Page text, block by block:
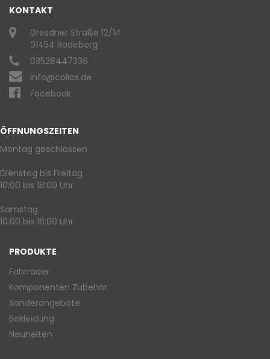
KONTAKT
Dresdner Straße 12/14
01454 Radeberg
03528447336
info@collos.de
Facebook
ÖFFNUNGSZEITEN
Montag geschlossen
Dienstag bis Freitag
10:00 bis 18:00 Uhr
Samstag
10:00 bis 16:00 Uhr
PRODUKTE
Fahrräder
Komponenten Zubehör
Sonderangebote
Bekleidung
Neuheiten